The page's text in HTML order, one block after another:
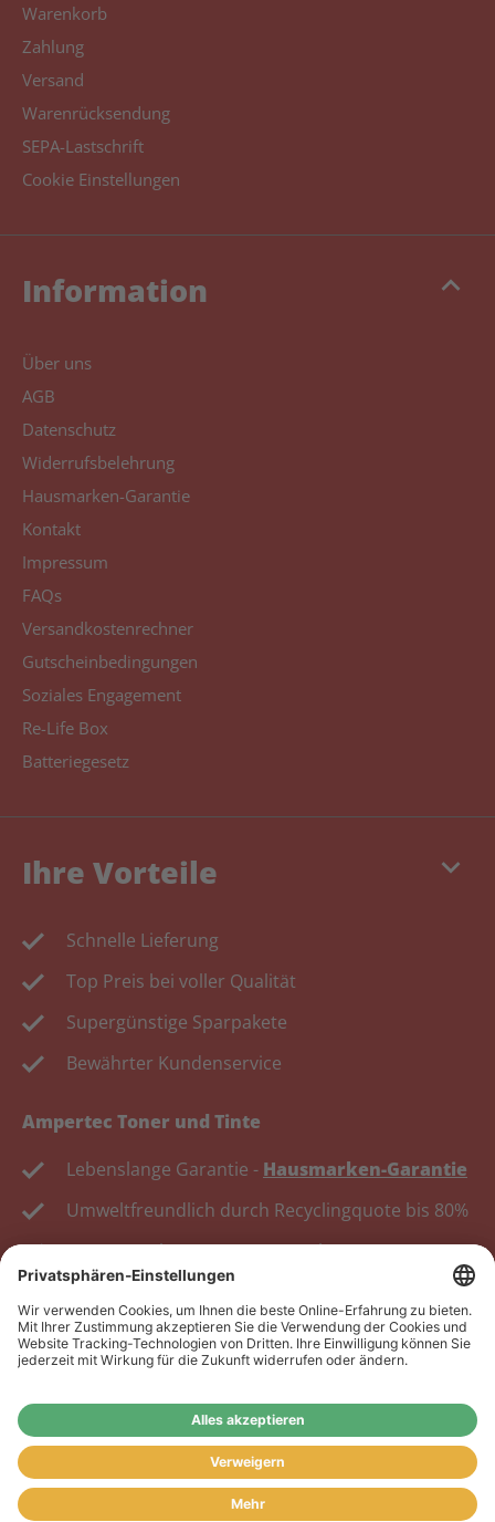
Warenkorb
Zahlung
Versand
Warenrücksendung
SEPA-Lastschrift
Cookie Einstellungen
keyboard_arrow_up
Information
Über uns
AGB
Datenschutz
Widerrufsbelehrung
Hausmarken-Garantie
Kontakt
Impressum
FAQs
Versandkostenrechner
Gutscheinbedingungen
Soziales Engagement
Re-Life Box
Batteriegesetz
keyboard_arrow_down
Ihre Vorteile
Schnelle Lieferung
Top Preis bei voller Qualität
Supergünstige Sparpakete
Bewährter Kundenservice
Ampertec Toner und Tinte
Lebenslange Garantie - Hausmarken-Garantie
Umweltfreundlich durch Recyclingquote bis 80%
Kosten senken, Ressourcen schonen.
Wiederverkäufer:
Wiederverkäufer sind, registrieren Sie sich bitte in
unserem Händler-Portalwww.tonerhersteller.de